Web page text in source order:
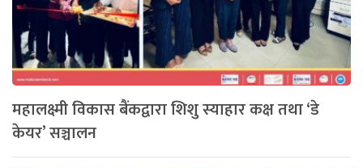
महालक्ष्मी विकास बैंकद्वारा शिशु स्याहार कक्ष तथा ‘डे
केयर’ सञ्चालन